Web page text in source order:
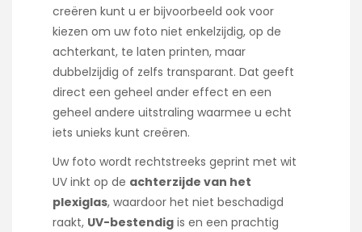
creëren kunt u er bijvoorbeeld ook voor
kiezen om uw foto niet enkelzijdig, op de
achterkant, te laten printen, maar
dubbelzijdig of zelfs transparant. Dat geeft
direct een geheel ander effect en een
geheel andere uitstraling waarmee u echt
iets unieks kunt creëren.
Uw foto wordt rechtstreeks geprint met wit
UV inkt op de achterzijde van het
plexiglas, waardoor het niet beschadigd
raakt, UV-bestendig is en een prachtig